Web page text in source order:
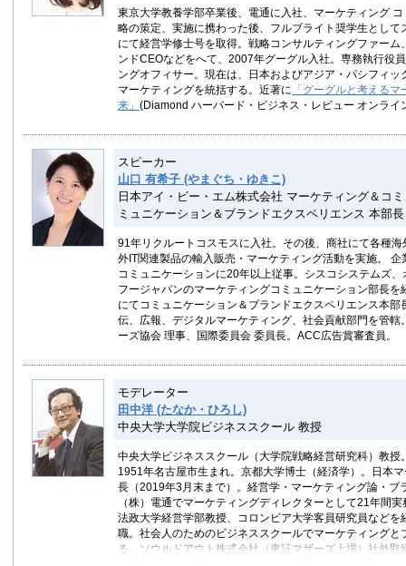
東京大学教養学部卒業後、電通に入社、マーケティング
略の策定、実施に携わった後、フルブライト奨学生として
にて経営学修士号を取得。戦略コンサルティングファーム
ンドCEOなどをへて、2007年グーグル入社。専務執行役
ングオフィサー。現在は、日本およびアジア・パシフィッ
マーケティングを統括する。近著に 「グーグルと考える
来」 (Diamond ハーバード・ビジネス・レビュー オンライ
スピーカー
山口 有希子 (やまぐち・ゆきこ)
日本アイ・ビー・エム株式会社 マーケティング＆コ
ミュニケーション＆ブランドエクスペリエンス 本部長
91年リクルートコスモスに入社。その後、商社にて各種海
外IT関連製品の輸入販売・マーケティング活動を実施。 企
コミュニケーションに20年以上従事。シスコシステムズ
フージャパンのマーケティングコミュニケーション部長を
にてコミュニケーション＆ブランドエクスペリエンス本部
伝、広報、デジタルマーケティング、社会貢献部門を管轄
ーズ協会 理事、国際委員会 委員長。ACC広告賞審査員。
モデレーター
田中洋 (たなか・ひろし)
中央大学大学院ビジネススクール 教授
中央大学ビジネススクール（大学院戦略経営研究科）教授
1951年名古屋市生まれ。京都大学博士（経済学）。日本
長（2019年3月末まで）。経営学・マーケティング論・ブ
（株）電通でマーケティングディレクターとして21年間
法政大学経営学部教授、コロンビア大学客員研究員などを
職。社会人のためのビジネススクールでマーケティングと
る。ソウルドアウト株式会社（東証マザーズ上場）社外取